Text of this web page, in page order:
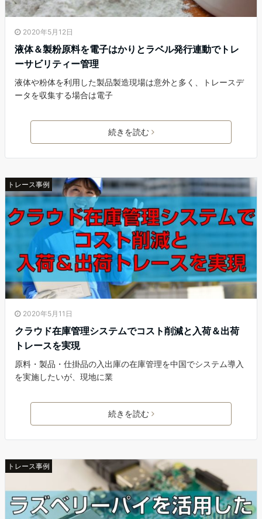
2020年5月12日
液体＆製粉原料を電子はかりとラベル発行連動でトレ
ーサビリティー管理
液体や粉体を利用した製品製造現場は意外と多く、トレースデ
ータを収集する場合は電子
続きを読む
トレース事例
2020年5月11日
クラウド在庫管理システムでコスト削減と入荷＆出荷
トレースを実現
原料・製品・仕掛品の入出庫の在庫管理を中国でシステム導入
を実施したいが、現地に業
続きを読む
トレース事例